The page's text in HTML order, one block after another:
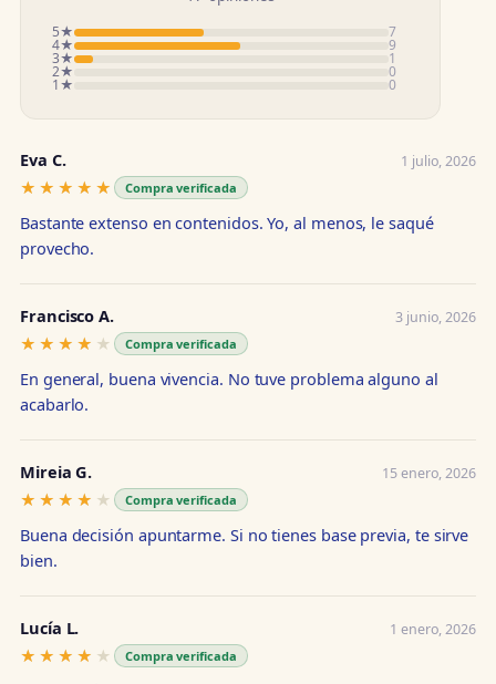
5★ 7
4★ 9
3★ 1
2★ 0
1★ 0
Eva C. 1 julio, 2026
★★★★★
★★★★★ Compra verificada
Bastante extenso en contenidos. Yo, al menos, le saqué
provecho.
Francisco A. 3 junio, 2026
★★★★★
★★★★★ Compra verificada
En general, buena vivencia. No tuve problema alguno al
acabarlo.
Mireia G. 15 enero, 2026
★★★★★
★★★★★ Compra verificada
Buena decisión apuntarme. Si no tienes base previa, te sirve
bien.
Lucía L. 1 enero, 2026
★★★★★
★★★★★ Compra verificada